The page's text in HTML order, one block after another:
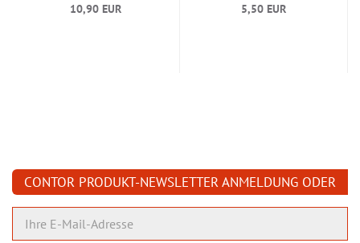
10,90 EUR 5,50 EUR
CONTOR PRODUKT-NEWSLETTER ANMELDUNG ODER
ABMELDUNG